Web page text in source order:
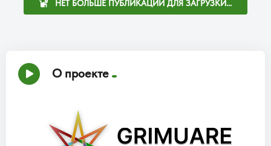
НЕТ БОЛЬШЕ ПУБЛИКАЦИЙ ДЛЯ ЗАГРУЗКИ...
О проекте